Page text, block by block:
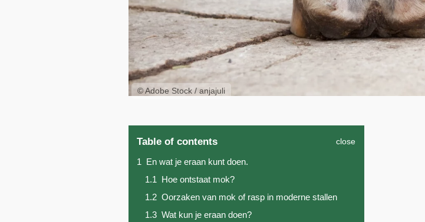
© Adobe Stock / anjajuli
Table of contents close
1 En wat je eraan kunt doen.
1.1 Hoe ontstaat mok?
1.2 Oorzaken van mok of rasp in moderne stallen
1.3 Wat kun je eraan doen?